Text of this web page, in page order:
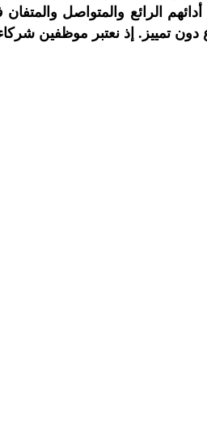
الرائع والمتواصل
دون تمييز. إذ نعتبر موظفين